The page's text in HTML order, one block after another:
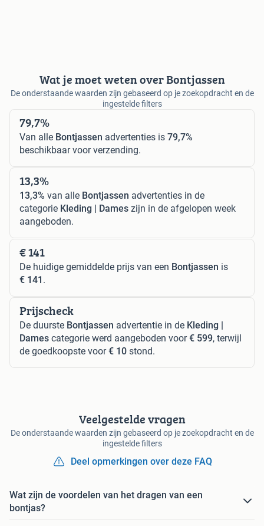
Wat je moet weten over Bontjassen
De onderstaande waarden zijn gebaseerd op je zoekopdracht en de
ingestelde filters
79,7%
Van alle Bontjassen advertenties is 79,7%
beschikbaar voor verzending.
13,3%
13,3% van alle Bontjassen advertenties in de
categorie Kleding | Dames zijn in de afgelopen week
aangeboden.
€ 141
De huidige gemiddelde prijs van een Bontjassen is
€ 141 .
Prijscheck
De duurste Bontjassen advertentie in de Kleding |
Dames categorie werd aangeboden voor€ 599, terwijl
de goedkoopste voor€ 10 stond.
Veelgestelde vragen
De onderstaande waarden zijn gebaseerd op je zoekopdracht en de
ingestelde filters
Deel opmerkingen over deze FAQ
Wat zijn de voordelen van het dragen van een
bontjas?